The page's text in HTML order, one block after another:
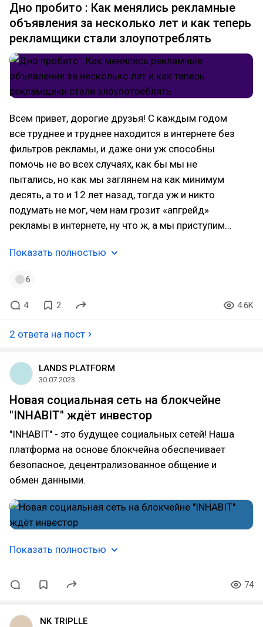
Дно пробито : Как менялись рекламные
объявления за несколько лет и как теперь
рекламщики стали злоупотреблять
Всем привет, дорогие друзья! С каждым годом
все труднее и труднее находится в интернете без
фильтров рекламы, и даже они уж способны
помочь не во всех случаях, как бы мы не
пытались, но как мы заглянем на как минимум
десять, а то и 12 лет назад, тогда уж и никто
подумать не мог, чем нам грозит «апгрейд»
рекламы в интернете, ну что ж, а мы приступим…
Показать полностью
6
4 2 4.6K
2 ответа на пост
LANDS PLATFORM
30.07.2023
Новая социальная сеть на блокчейне
"INHABIT" ждёт инвестор
"INHABIT" - это будущее социальных сетей! Наша
платформа на основе блокчейна обеспечивает
безопасное, децентрализованное общение и
обмен данными.
Показать полностью
74
NK TRIPLLE